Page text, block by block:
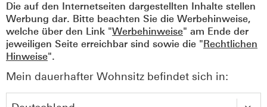
Die auf den Internetseiten dargestellten Inhalte stellen
Werbung dar. Bitte beachten Sie die Werbehinweise,
welche über den Link "Werbehinweise" am Ende der
jeweiligen Seite erreichbar sind sowie die "Rechtlichen
Hinweise".
Mein dauerhafter Wohnsitz befindet sich in: